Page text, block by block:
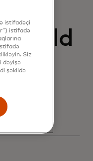
Yield
istifadəçi
istifadə
Siz
dəyişə
şəkildə